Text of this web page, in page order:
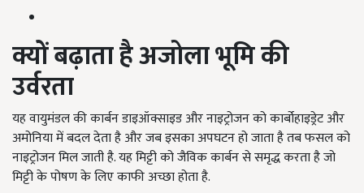
क्यों बढ़ाता है अजोला भूमि की
उर्वरता
यह वायुमंडल की कार्बन डाइऑक्साइड और नाइट्रोजन को कार्बोहाइड्रेट और
अमोनिया में बदल देता है और जब इसका अपघटन हो जाता है तब फसल को
नाइट्रोजन मिल जाती है. यह मिट्टी को जैविक कार्बन से समृद्ध करता है जो
मिट्टी के पोषण के लिए काफी अच्छा होता है.